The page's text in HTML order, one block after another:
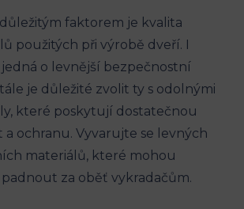
faktorem je kvalita
použitých při výrobě dveří. I
jedná o levnější bezpečnostní
je důležité zvolit ty s odolnými
které poskytují dostatečnou
a ochranu. Vyvarujte se levných
materiálů, které mohou
padnout za oběť vykradačům.